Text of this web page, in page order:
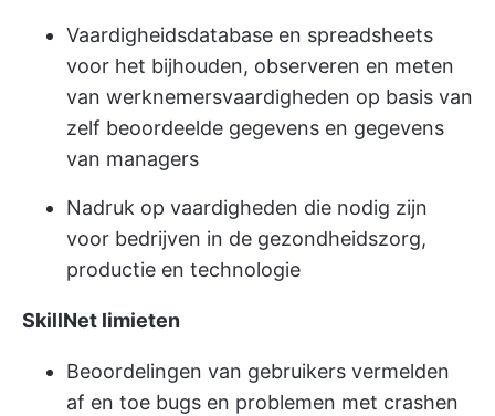
Vaardigheidsdatabase en spreadsheets
voor het bijhouden, observeren en meten
van werknemersvaardigheden op basis van
zelf beoordeelde gegevens en gegevens
van managers
Nadruk op vaardigheden die nodig zijn
voor bedrijven in de gezondheidszorg,
productie en technologie
SkillNet limieten
Beoordelingen van gebruikers vermelden
af en toe bugs en problemen met crashen